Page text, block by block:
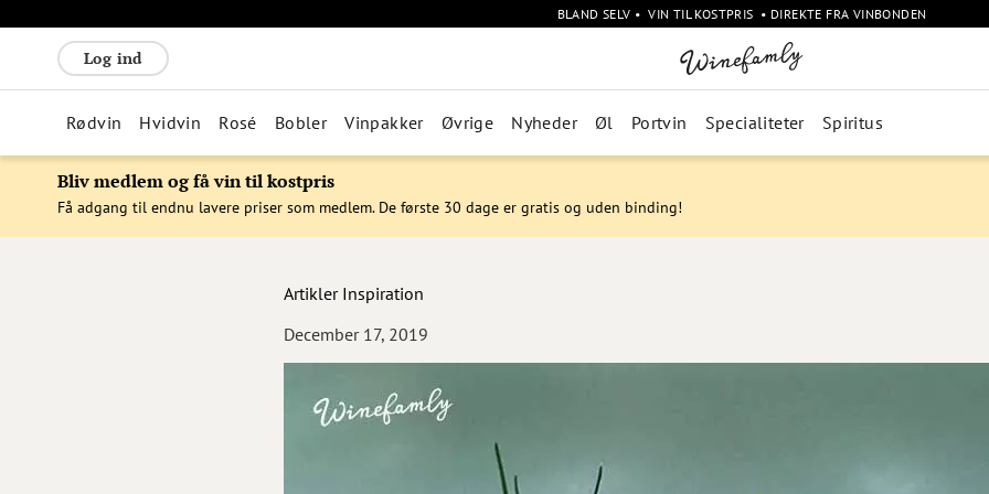
BLAND SELV • VIN TIL KOSTPRIS • DIREKTE FRA VINBONDEN
Log ind
Rødvin Hvidvin Rosé Bobler Vinpakker Øvrige Nyheder Øl Portvin Specialiteter Spiritus
Bliv medlem og få vin til kostpris
Få adgang til endnu lavere priser som medlem. De første 30 dage er gratis og uden binding!
Artikler Inspiration
December 17, 2019